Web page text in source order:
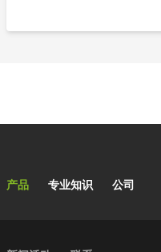
Main navigation
产品 专业知识 公司